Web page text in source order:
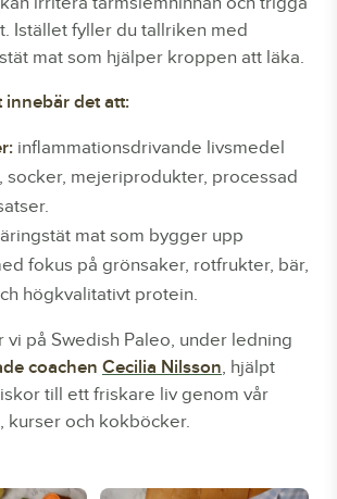
Istället fyller du tallriken med
mat som hjälper kroppen att läka.
innebär det att:
inflammationsdrivande livsmedel
socker, mejeriprodukter, processad
mat som bygger upp
fokus på grönsaker, rotfrukter, bär,
högkvalitativt protein.
vi på Swedish Paleo, under ledning
coachen Cecilia Nilsson, hjälpt
till ett friskare liv genom vår
kurser och kokböcker.